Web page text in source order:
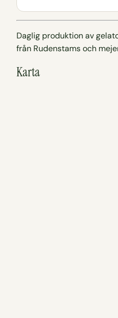
Daglig produktion av
från Rudenstams och
Karta